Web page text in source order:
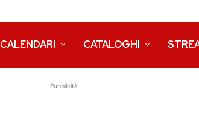
CALENDARI CATALOGHI
Pubblicità